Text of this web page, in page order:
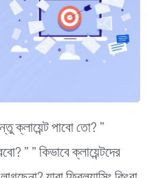
ক্লায়েন্ট পাবো তো? ”
” ” কিভাবে ক্লায়েন্টদের